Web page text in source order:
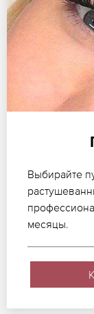
Выбирайте
месяцы.